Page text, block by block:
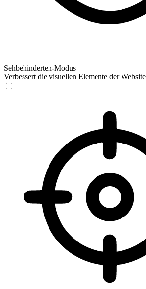
Sehbehinderten-Modus
Verbessert die visuellen Elemente der Website